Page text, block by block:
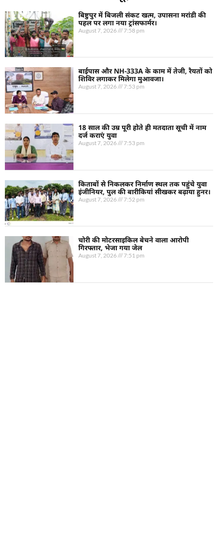
बिष्टुपुर में बिजली संकट खत्म, उपासना मरांडी की
पहल पर लगा नया ट्रांसफार्मर।
August 7, 2026 7:58 pm
बाईपास और NH-333A के काम में तेजी, रैयतों को
शिविर लगाकर मिलेगा मुआवजा।
August 7, 2026 7:53 pm
18 साल की उम्र पूरी होते ही मतदाता सूची में नाम
दर्ज कराएं युवा
August 7, 2026 7:53 pm
किताबों से निकलकर निर्माण स्थल तक पहुंचे युवा
इंजीनियर, पुल की बारीकियां सीखकर बढ़ाया हुनर।
August 7, 2026 7:52 pm
चोरी की मोटरसाइकिल बेचने वाला आरोपी
गिरफ्तार, भेजा गया जेल
August 7, 2026 7:51 pm